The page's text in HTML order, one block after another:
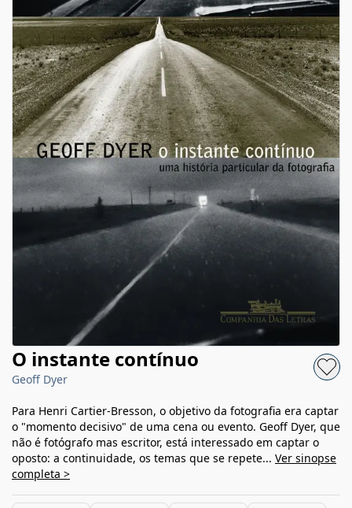
O instante contínuo
Geoff Dyer
Para Henri Cartier-Bresson, o objetivo da fotografia era captar
o "momento decisivo" de uma cena ou evento. Geoff Dyer, que
não é fotógrafo mas escritor, está interessado em captar o
oposto: a continuidade, os temas que se repete... Ver sinopse
completa >